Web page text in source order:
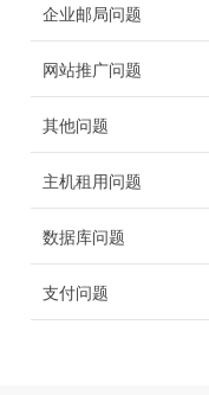
企业邮局问题
网站推广问题
其他问题
主机租用问题
数据库问题
支付问题